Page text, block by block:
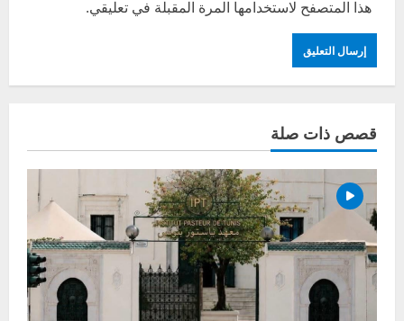
هذا المتصفح لاستخدامها المرة المقبلة في تعليقي.
قصص ذات صلة